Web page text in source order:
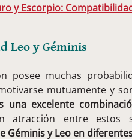
y Escorpio:
Leo y Géminis
posee muchas
mutuamente y
una excelente
atracción entre estos
Géminis y Leo en